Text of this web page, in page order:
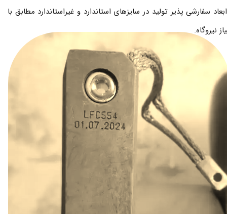
سفارشی پذیر تولید در سایزهای استاندارد و غیراستاندارد مطابق با
نیروگاه.